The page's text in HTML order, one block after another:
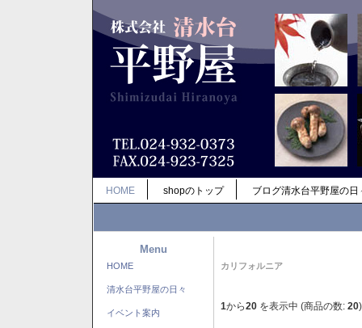
HOME shopのトップ ブログ清水台平野屋の日
Menu
HOME
清水台平野屋の日々
イベント案内
カリフォルニア
1から20 を表示中 (商品の数: 20)